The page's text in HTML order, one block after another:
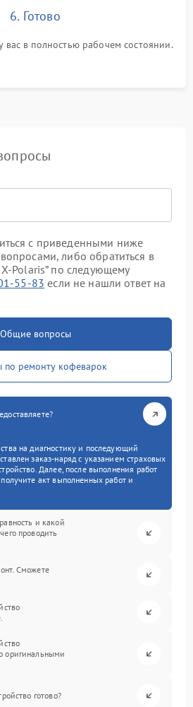
6. Готово
вас в полностью рабочем состоянии.
с приведенными ниже
либо обратиться в
Polaris” по следующему
55-83 если не нашли ответ на
Общие вопросы
по ремонту кофеварок
на диагностику и последующий
заказ-наряд с указанием страховых
Далее, после выполнения работ
акт выполненных работ и
и какой
проводить
Сможете
оригинальными
готово?